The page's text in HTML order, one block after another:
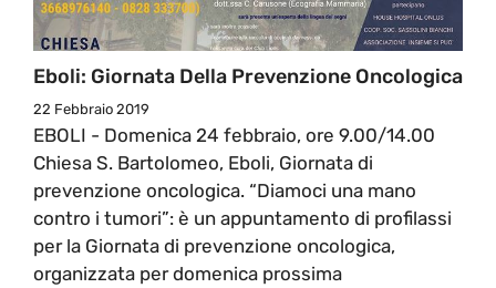
Eboli: Giornata Della Prevenzione Oncologica
22 Febbraio 2019
EBOLI - Domenica 24 febbraio, ore 9.00/14.00
Chiesa S. Bartolomeo, Eboli, Giornata di
prevenzione oncologica. “Diamoci una mano
contro i tumori”: è un appuntamento di profilassi
per la Giornata di prevenzione oncologica,
organizzata per domenica prossima